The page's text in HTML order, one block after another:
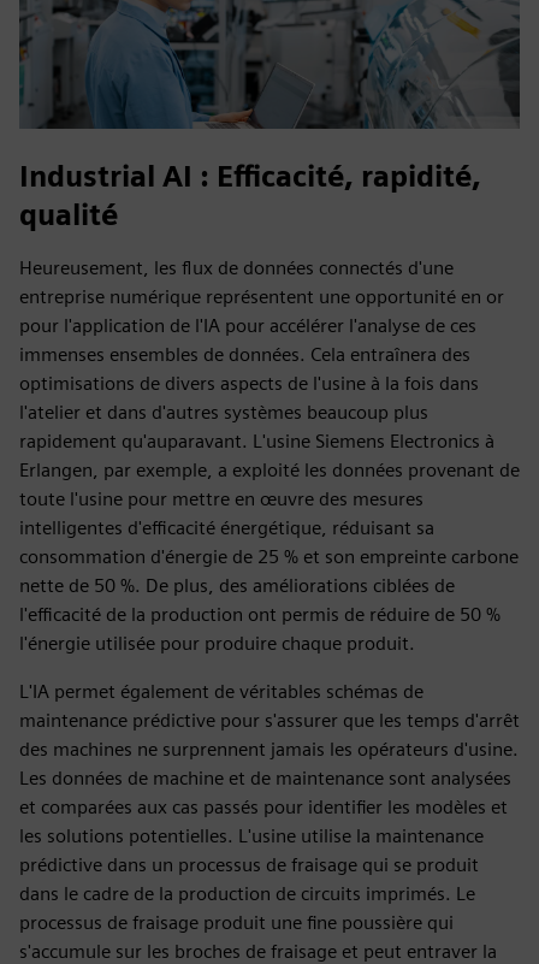
Industrial AI : Efficacité, rapidité,
qualité
Heureusement, les flux de données connectés d'une
entreprise numérique représentent une opportunité en or
pour l'application de l'IA pour accélérer l'analyse de ces
immenses ensembles de données. Cela entraînera des
optimisations de divers aspects de l'usine à la fois dans
l'atelier et dans d'autres systèmes beaucoup plus
rapidement qu'auparavant. L'usine Siemens Electronics à
Erlangen, par exemple, a exploité les données provenant de
toute l'usine pour mettre en œuvre des mesures
intelligentes d'efficacité énergétique, réduisant sa
consommation d'énergie de 25 % et son empreinte carbone
nette de 50 %. De plus, des améliorations ciblées de
l'efficacité de la production ont permis de réduire de 50 %
l'énergie utilisée pour produire chaque produit.
L'IA permet également de véritables schémas de
maintenance prédictive pour s'assurer que les temps d'arrêt
des machines ne surprennent jamais les opérateurs d'usine.
Les données de machine et de maintenance sont analysées
et comparées aux cas passés pour identifier les modèles et
les solutions potentielles. L'usine utilise la maintenance
prédictive dans un processus de fraisage qui se produit
dans le cadre de la production de circuits imprimés. Le
processus de fraisage produit une fine poussière qui
s'accumule sur les broches de fraisage et peut entraver la